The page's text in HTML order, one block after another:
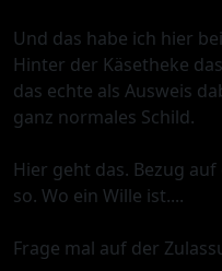
Und das habe ich hier
Hinter der Käsetheke
das echte als Ausweis
ganz normales Schild.
Hier geht das. Bezug
so. Wo ein Wille ist....
Frage mal auf der